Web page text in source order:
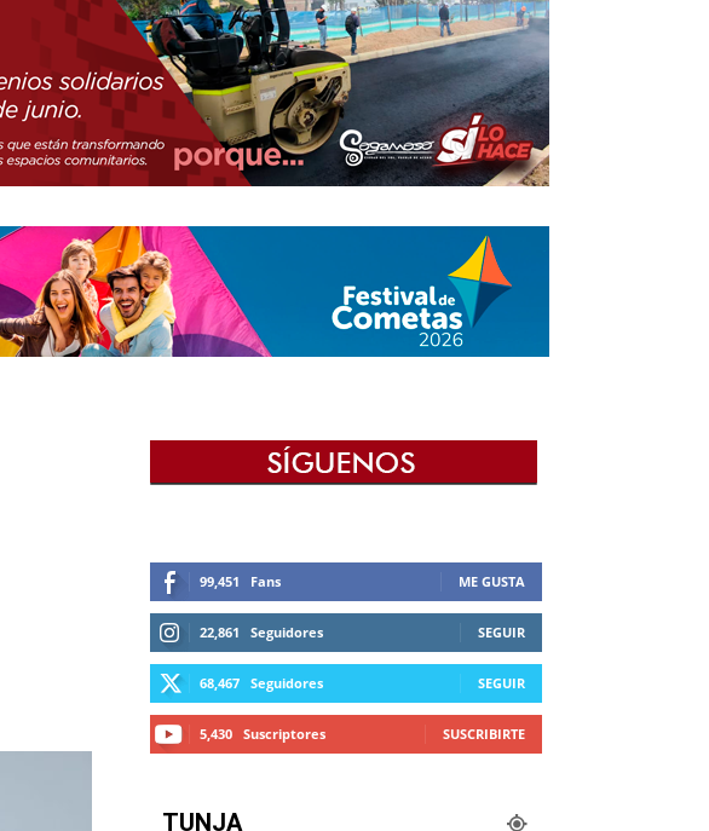
99,451 Fans ME GUSTA
22,861 Seguidores SEGUIR
68,467 Seguidores SEGUIR
5,430 Suscriptores SUSCRIBIRTE
TUNJA